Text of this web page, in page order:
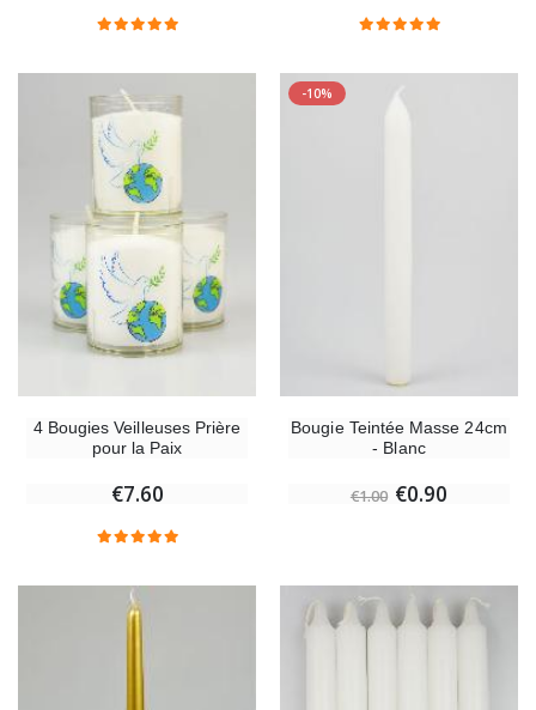
4 Bougies Veilleuses Prière
pour la Paix
€7.60
-10%
Bougie Teintée Masse 24cm
- Blanc
€1.00 €0.90
€23.00